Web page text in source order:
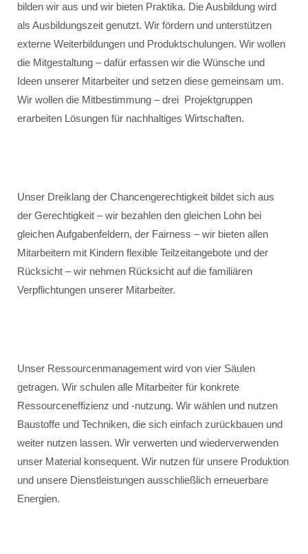
bilden wir aus und wir bieten Praktika. Die Ausbildung wird
als Ausbildungszeit genutzt. Wir fördern und unterstützen
externe Weiterbildungen und Produktschulungen. Wir wollen
die Mitgestaltung – dafür erfassen wir die Wünsche und
Ideen unserer Mitarbeiter und setzen diese gemeinsam um.
Wir wollen die Mitbestimmung – drei Projektgruppen
erarbeiten Lösungen für nachhaltiges Wirtschaften.
Unser Dreiklang der Chancengerechtigkeit bildet sich aus
der Gerechtigkeit – wir bezahlen den gleichen Lohn bei
gleichen Aufgabenfeldern, der Fairness – wir bieten allen
Mitarbeitern mit Kindern flexible Teilzeitangebote und der
Rücksicht – wir nehmen Rücksicht auf die familiären
Verpflichtungen unserer Mitarbeiter.
Unser Ressourcenmanagement wird von vier Säulen
getragen. Wir schulen alle Mitarbeiter für konkrete
Ressourceneffizienz und -nutzung. Wir wählen und nutzen
Baustoffe und Techniken, die sich einfach zurückbauen und
weiter nutzen lassen. Wir verwerten und wiederverwenden
unser Material konsequent. Wir nutzen für unsere Produktion
und unsere Dienstleistungen ausschließlich erneuerbare
Energien.